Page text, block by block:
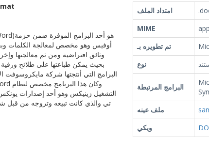
أوفيس وهو مخصص لمعالجة الكلمات
وثائق افتراضية ومن ثم معالجتها
بحيث يمكن طباعتها على طلائح ورقية
البرامج التي أنتجتها شركة مايكروسوفت
التشغيل زينيكس وهو أحد إصدارات
تي والذي كانت تبيعه وتروجه من قبل
امتداد الملف
MIME
تم تطويره بـ
نوع
البرامج المرتبطة
ملف عينه
ويكي